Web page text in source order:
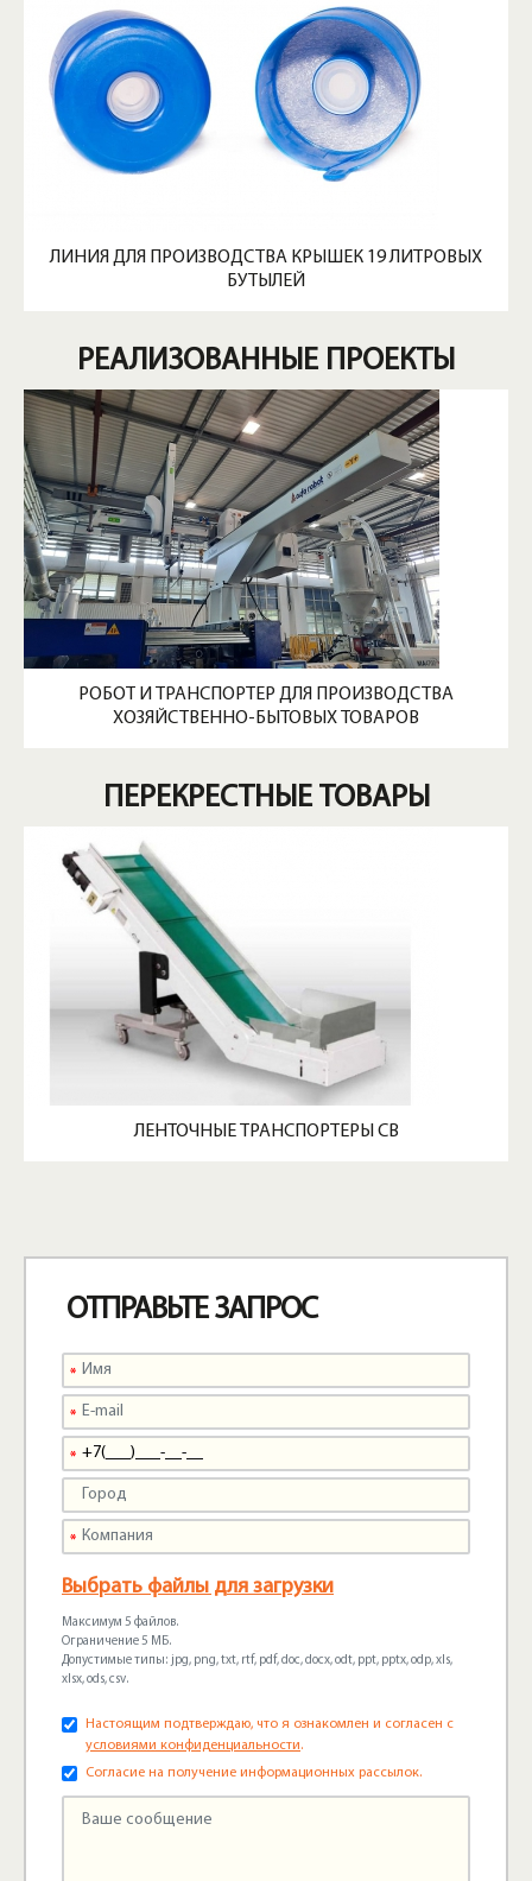
ЛИНИЯ ДЛЯ ПРОИЗВОДСТВА КРЫШЕК 19 ЛИТРОВЫХ
БУТЫЛЕЙ
РЕАЛИЗОВАННЫЕ ПРОЕКТЫ
РОБОТ И ТРАНСПОРТЕР ДЛЯ ПРОИЗВОДСТВА
ХОЗЯЙСТВЕННО-БЫТОВЫХ ТОВАРОВ
ПЕРЕКРЕСТНЫЕ ТОВАРЫ
ЛЕНТОЧНЫЕ ТРАНСПОРТЕРЫ CB
ОТПРАВЬТЕ ЗАПРОС
Выбрать файлы для загрузки
Максимум 5 файлов.
Ограничение 5 МБ.
Допустимые типы: jpg, png, txt, rtf, pdf, doc, docx, odt, ppt, pptx, odp, xls,
xlsx, ods, csv.
Настоящим подтверждаю, что я ознакомлен и согласен с
условиями конфиденциальности.
Согласие на получение информационных рассылок.